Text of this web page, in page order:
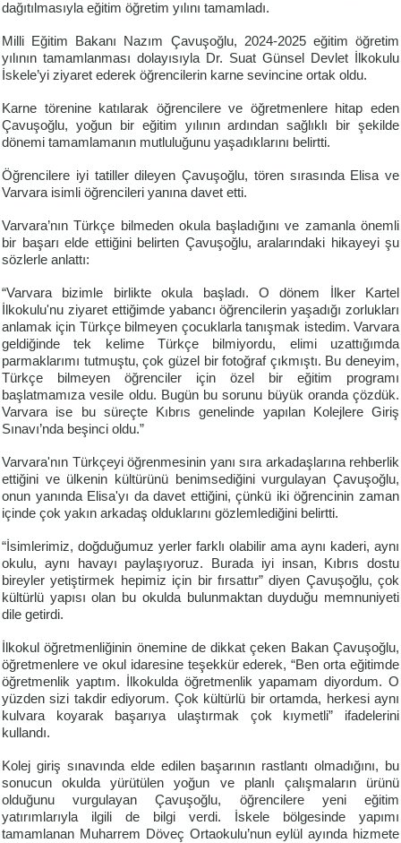
dağıtılmasıyla eğitim öğretim yılını tamamladı.
Milli Eğitim Bakanı Nazım Çavuşoğlu, 2024-2025 eğitim öğretim
yılının tamamlanması dolayısıyla Dr. Suat Günsel Devlet İlkokulu
İskele’yi ziyaret ederek öğrencilerin karne sevincine ortak oldu.
Karne törenine katılarak öğrencilere ve öğretmenlere hitap eden
Çavuşoğlu, yoğun bir eğitim yılının ardından sağlıklı bir şekilde
dönemi tamamlamanın mutluluğunu yaşadıklarını belirtti.
Öğrencilere iyi tatiller dileyen Çavuşoğlu, tören sırasında Elisa ve
Varvara isimli öğrencileri yanına davet etti.
Varvara’nın Türkçe bilmeden okula başladığını ve zamanla önemli
bir başarı elde ettiğini belirten Çavuşoğlu, aralarındaki hikayeyi şu
sözlerle anlattı:
“Varvara bizimle birlikte okula başladı. O dönem İlker Kartel
İlkokulu'nu ziyaret ettiğimde yabancı öğrencilerin yaşadığı zorlukları
anlamak için Türkçe bilmeyen çocuklarla tanışmak istedim. Varvara
geldiğinde tek kelime Türkçe bilmiyordu, elimi uzattığımda
parmaklarımı tutmuştu, çok güzel bir fotoğraf çıkmıştı. Bu deneyim,
Türkçe bilmeyen öğrenciler için özel bir eğitim programı
başlatmamıza vesile oldu. Bugün bu sorunu büyük oranda çözdük.
Varvara ise bu süreçte Kıbrıs genelinde yapılan Kolejlere Giriş
Sınavı’nda beşinci oldu.”
Varvara'nın Türkçeyi öğrenmesinin yanı sıra arkadaşlarına rehberlik
ettiğini ve ülkenin kültürünü benimsediğini vurgulayan Çavuşoğlu,
onun yanında Elisa'yı da davet ettiğini, çünkü iki öğrencinin zaman
içinde çok yakın arkadaş olduklarını gözlemlediğini belirtti.
“İsimlerimiz, doğduğumuz yerler farklı olabilir ama aynı kaderi, aynı
okulu, aynı havayı paylaşıyoruz. Burada iyi insan, Kıbrıs dostu
bireyler yetiştirmek hepimiz için bir fırsattır” diyen Çavuşoğlu, çok
kültürlü yapısı olan bu okulda bulunmaktan duyduğu memnuniyeti
dile getirdi.
İlkokul öğretmenliğinin önemine de dikkat çeken Bakan Çavuşoğlu,
öğretmenlere ve okul idaresine teşekkür ederek, “Ben orta eğitimde
öğretmenlik yaptım. İlkokulda öğretmenlik yapamam diyordum. O
yüzden sizi takdir ediyorum. Çok kültürlü bir ortamda, herkesi aynı
kulvara koyarak başarıya ulaştırmak çok kıymetli” ifadelerini
kullandı.
Kolej giriş sınavında elde edilen başarının rastlantı olmadığını, bu
sonucun okulda yürütülen yoğun ve planlı çalışmaların ürünü
olduğunu vurgulayan Çavuşoğlu, öğrencilere yeni eğitim
yatırımlarıyla ilgili de bilgi verdi. İskele bölgesinde yapımı
tamamlanan Muharrem Döveç Ortaokulu’nun eylül ayında hizmete